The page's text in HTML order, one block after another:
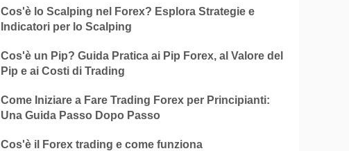
Cos'è lo Scalping nel Forex? Esplora Strategie e
Indicatori per lo Scalping
Cos'è un Pip? Guida Pratica ai Pip Forex, al Valore del
Pip e ai Costi di Trading
Come Iniziare a Fare Trading Forex per Principianti:
Una Guida Passo Dopo Passo
Cos'è il Forex trading e come funziona